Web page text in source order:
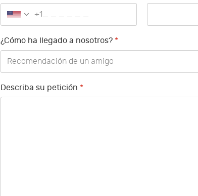
+1
¿Cómo ha llegado a nosotros? *
Describa su petición *